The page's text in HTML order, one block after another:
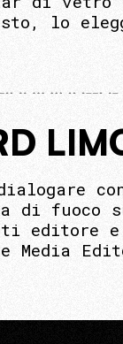
lo
di
Media